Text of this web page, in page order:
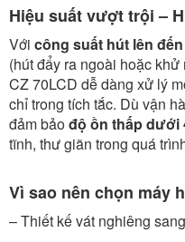
Hiệu suất vượt trội –
Với công suất hút lên đến
(hút đẩy ra ngoài hoặc
CZ 70LCD dễ dàng xử lý
chỉ trong tích tắc. Dù vận
đảm bảođộ ồn thấp dưới
tĩnh, thư giãn trong quá
Vì sao nên chọn máy
– Thiết kế vát nghiêng